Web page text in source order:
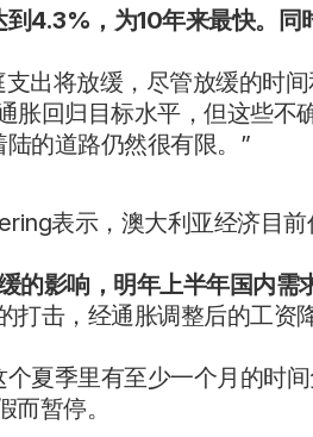
4.3% ，为10年来最快。
出将放缓，尽管放缓的时
胀回归目标水平，但这些不
的道路仍然很有限。”
表示，澳大利亚经济目
的影响，明年上半年国内需
打击，经通胀调整后的工资
夏季里有至少一个月的时
暂停。